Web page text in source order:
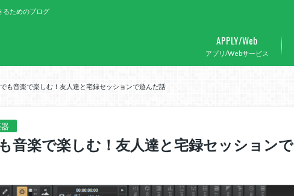
るためのブログ
アプリ/Webサービス
APPLY/Web
も音楽で楽しむ！友人達と宅録セッションで遊んだ話
音楽で楽しむ！友人達と宅録セッションで